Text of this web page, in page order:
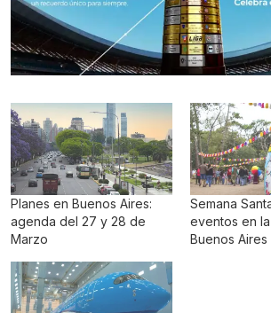
Planes en Buenos Aires:
agenda del 27 y 28 de
Marzo
Semana
eventos en
Buenos Aires